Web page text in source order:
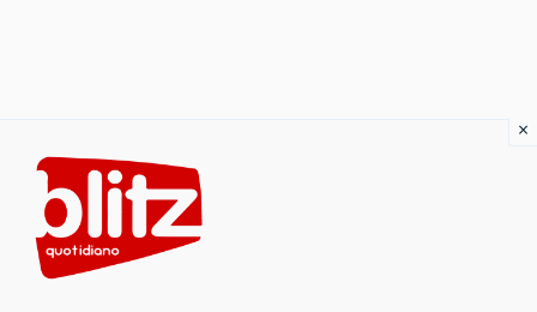
content
×